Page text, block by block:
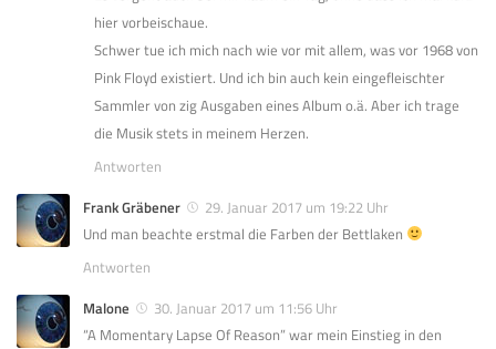
hier vorbeischaue.
Schwer tue ich mich nach wie vor mit allem, was vor 1968 von
Pink Floyd existiert. Und ich bin auch kein eingefleischter
Sammler von zig Ausgaben eines Album o.ä. Aber ich trage
die Musik stets in meinem Herzen.
Antworten
Frank Gräbener
29. Januar 2017 um 19:22 Uhr
Und man beachte erstmal die Farben der Bettlaken
Antworten
Malone
30. Januar 2017 um 11:56 Uhr
“A Momentary Lapse Of Reason” war mein Einstieg in den